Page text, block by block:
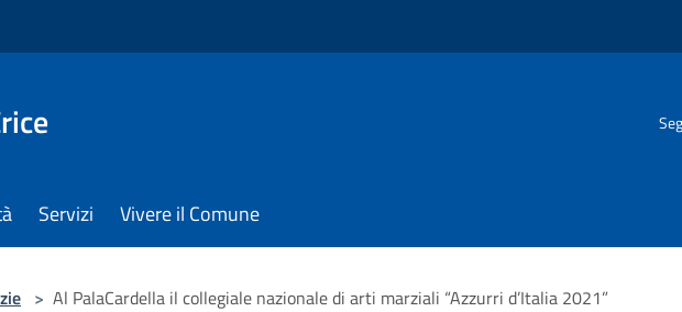
Servizi Vivere il Comune
> Al PalaCardella il collegiale nazionale di arti marziali “Azzurri d’Italia 2021”